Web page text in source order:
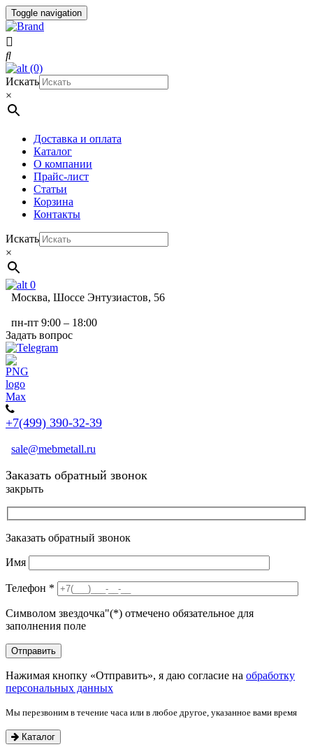
Toggle navigation
(0)
Искать
×
Доставка и оплата
Каталог
О компании
Прайс-лист
Статьи
Корзина
Контакты
Искать
×
0
Москва, Шоссе Энтузиастов, 56
пн-пт 9:00 – 18:00
Задать вопрос
+7(499) 390-32-39
sale@mebmetall.ru
Заказать обратный звонок
закрыть
Заказать обратный звонок
Имя
Телефон *
Символом звездочка"(*) отмечено обязательное для
заполнения поле
Нажимая кнопку «Отправить», я даю согласие на обработку
персональных данных
Мы перезвоним в течение часа или в любое другое, указанное вами время
Каталог